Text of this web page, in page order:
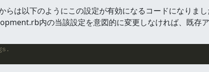
は以下のようにこの設定が有効になるコードになりまし
内の当該設定を意図的に変更しなければ、既存